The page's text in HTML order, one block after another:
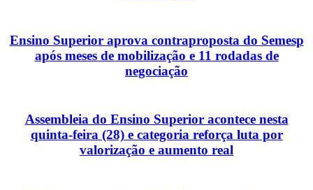
Ensino Superior aprova contraproposta do Semesp
após meses de mobilização e 11 rodadas de
negociação
Assembleia do Ensino Superior acontece nesta
quinta-feira (28) e categoria reforça luta por
valorização e aumento real